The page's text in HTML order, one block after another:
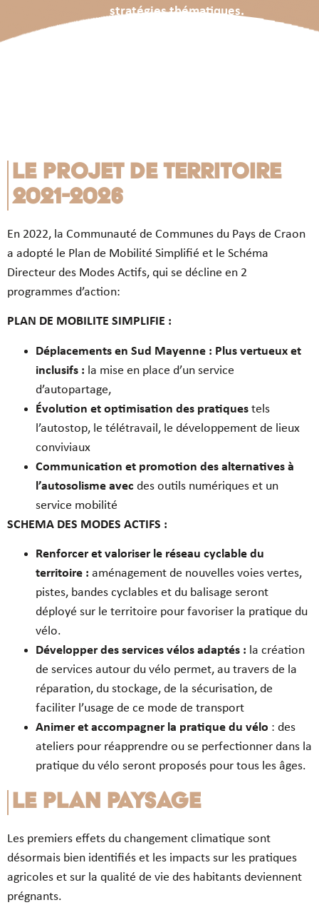
stratégies thématiques.
Le projet de territoire
2021-2026
En 2022, la Communauté de Communes du Pays de Craon
a adopté le Plan de Mobilité Simplifié et le Schéma
Directeur des Modes Actifs, qui se décline en 2
programmes d’action:
PLAN DE MOBILITE SIMPLIFIE :
Déplacements en Sud Mayenne : Plus vertueux et
inclusifs : la mise en place d’un service
d’autopartage,
Évolution et optimisation des pratiques tels
l’autostop, le télétravail, le développement de lieux
conviviaux
Communication et promotion des alternatives à
l’autosolisme avec des outils numériques et un
service mobilité
SCHEMA DES MODES ACTIFS :
Renforcer et valoriser le réseau cyclable du
territoire : aménagement de nouvelles voies vertes,
pistes, bandes cyclables et du balisage seront
déployé sur le territoire pour favoriser la pratique du
vélo.
Développer des services vélos adaptés : la création
de services autour du vélo permet, au travers de la
réparation, du stockage, de la sécurisation, de
faciliter l’usage de ce mode de transport
Animer et accompagner la pratique du vélo : des
ateliers pour réapprendre ou se perfectionner dans la
pratique du vélo seront proposés pour tous les âges.
Le plan paysage
Les premiers effets du changement climatique sont
désormais bien identifiés et les impacts sur les pratiques
agricoles et sur la qualité de vie des habitants deviennent
prégnants.